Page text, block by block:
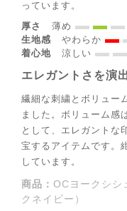
っています。
厚さ
薄め
生地感
やわらか
着心地
涼しい
エレガントさを演
繊細な刺繍とボリュー
ました。ボリューム感
として、エレガントな
宝するアイテムです。
しています。
商品： OCヨークシシ
クネイビー）